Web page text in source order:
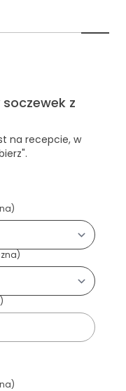
z
na recepcie, w
)
)
)
)